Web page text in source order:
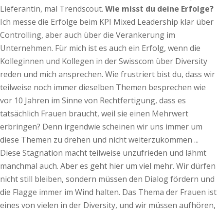
Lieferantin, mal Trendscout. Wie misst du deine Erfolge?
Ich messe die Erfolge beim KPI Mixed Leadership klar über
Controlling, aber auch über die Verankerung im
Unternehmen. Für mich ist es auch ein Erfolg, wenn die
Kolleginnen und Kollegen in der Swisscom über Diversity
reden und mich ansprechen. Wie frustriert bist du, dass wir
teilweise noch immer dieselben Themen besprechen wie
vor 10 Jahren im Sinne von Rechtfertigung, dass es
tatsächlich Frauen braucht, weil sie einen Mehrwert
erbringen? Denn irgendwie scheinen wir uns immer um
diese Themen zu drehen und nicht weiterzukommen ...
Diese Stagnation macht teilweise unzufrieden und lähmt
manchmal auch. Aber es geht hier um viel mehr. Wir dürfen
nicht still bleiben, sondern müssen den Dialog fördern und
die Flagge immer im Wind halten. Das Thema der Frauen ist
eines von vielen in der Diversity, und wir müssen aufhören,